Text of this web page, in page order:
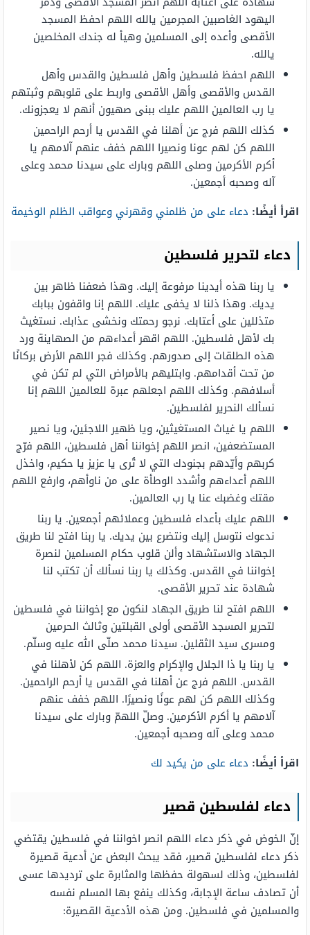
اليهود الغاصبين المجرمين يالله اللهم احفظ المسجد
الأقصى وأعده إلى المسلمين وهيأ له جندك المخلصين
يالله.
اللهم احفظ فلسطين وأهل فلسطين والقدس وأهل
القدس والأقصى وأهل الأقصى واربط على قلوبهم وثبتهم
يا رب العالمين اللهم عليك ببنى صهيون أنهم لا يعجزونك.
كذلك اللهم فرج عن أهلنا في القدس يا أرحم الراحمين
اللهم كن لهم عونا ونصيرا اللهم خفف عنهم آلامهم يا
أكرم الأكرمين وصلى اللهم وبارك على سيدنا محمد وعلى
آله وصحبه أجمعين.
اقرأ أيضًا: دعاء على من ظلمني وقهرني وعواقب الظلم الوخيمة
دعاء لتحرير فلسطين
يا ربنا هذه أيدينا مرفوعة إليك. وهذا ضعفنا ظاهر بين
يديك. وهذا ذلنا لا يخفى عليك. اللهم إنا واقفون ببابك
متذللين على أعتابك. نرجو رحمتك ونخشى عذابك. نستغيث
بك لأهل فلسطين. اللهم اقهر أعداءهم من الصهاينة ورد
هذه الطلقات إلى صدورهم. وكذلك فجر اللهم الأرض بركانًا
من تحت أقدامهم. وابتليهم بالأمراض التي لم تكن في
أسلافهم. وكذلك اللهم اجعلهم عبرة للعالمين اللهم إنا
نسألك النحرير لفلسطين.
اللهم يا غياث المستغيثين، ويا ظهير اللاجئين، ويا نصير
المستضعفين، انصر اللهم إخواننا أهل فلسطين، اللهم فرّج
كربهم وأيّدهم بجنودك التي لا تُرى يا عزيز يا حكيم، واخذل
اللهم أعداءهم وأشدد الوطأة على من ناوأهم، وارفع اللهم
مقتك وغضبك عنا يا رب العالمين.
اللهم عليك بأعداء فلسطين وعملائهم أجمعين. يا ربنا
ندعوك نتوسل إليك ونتضرع بين يديك. يا ربنا افتح لنا طريق
الجهاد والاستشهاد وألن قلوب حكام المسلمين لنصرة
إخواننا في القدس. وكذلك يا ربنا نسألك أن تكتب لنا
شهادة عند تحرير الأقصى.
اللهم افتح لنا طريق الجهاد لنكون مع إخواننا في فلسطين
لتحرير المسجد الأقصى أولى القبلتين وثالث الحرمين
ومسرى سيد الثقلين. سيدنا محمد صلّى الله عليه وسلّم.
يا ربنا يا ذا الجلال والإكرام والعزة. اللهم كن لأهلنا في
القدس. اللهم فرج عن أهلنا في القدس يا أرحم الراحمين.
وكذلك اللهم كن لهم عونًا ونصيرًا. اللهم خفف عنهم
آلامهم يا أكرم الأكرمين. وصلّ اللهمّ وبارك على سيدنا
محمد وعلى آله وصحبه أجمعين.
اقرأ أيضًا: دعاء على من يكيد لك
دعاء لفلسطين قصير
إنّ الخوض في ذكر دعاء اللهم انصر اخواننا في فلسطين يقتضي
ذكر دعاء لفلسطين قصير، فقد يبحث البعض عن أدعية قصيرة
لفلسطين، وذلك لسهولة حفظها والمثابرة على ترديدها عسى
أن تصادف ساعة الإجابة، وكذلك ينفع بها المسلم نفسه
والمسلمين في فلسطين. ومن هذه الأدعية القصيرة: